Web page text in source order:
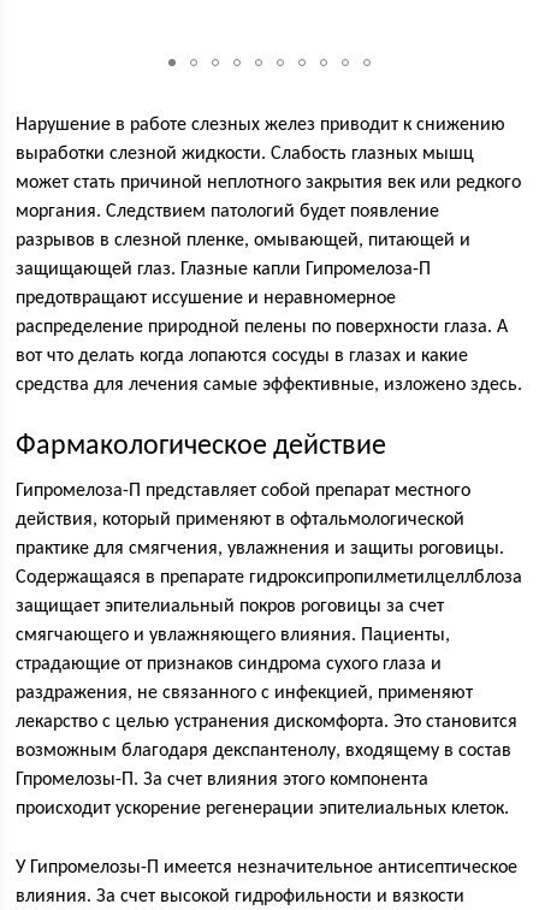
Нарушение в работе слезных желез приводит к снижению
выработки слезной жидкости. Слабость глазных мышц
может стать причиной неплотного закрытия век или редкого
моргания. Следствием патологий будет появление
разрывов в слезной пленке, омывающей, питающей и
защищающей глаз. Глазные капли Гипромелоза-П
предотвращают иссушение и неравномерное
распределение природной пелены по поверхности глаза. А
вот что делать когда лопаются сосуды в глазах и какие
средства для лечения самые эффективные, изложено здесь.
Фармакологическое действие
Гипромелоза-П представляет собой препарат местного
действия, который применяют в офтальмологической
практике для смягчения, увлажнения и защиты роговицы.
Содержащаяся в препарате гидроксипропилметилцеллблоза
защищает эпителиальный покров роговицы за счет
смягчающего и увлажняющего влияния. Пациенты,
страдающие от признаков синдрома сухого глаза и
раздражения, не связанного с инфекцией, применяют
лекарство с целью устранения дискомфорта. Это становится
возможным благодаря декспантенолу, входящему в состав
Гпромелозы-П. За счет влияния этого компонента
происходит ускорение регенерации эпителиальных клеток.
У Гипромелозы-П имеется незначительное антисептическое
влияния. За счет высокой гидрофильности и вязкости